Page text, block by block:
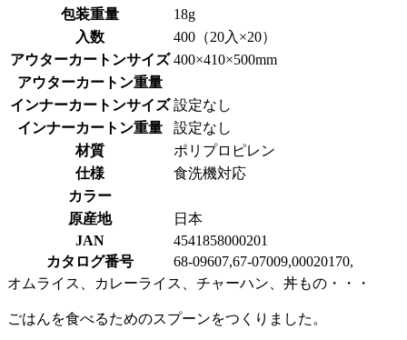
包装重量
18g
入数
400（20入×20）
アウターカートンサイズ 400×410×500mm
アウターカートン重量
インナーカートンサイズ 設定なし
インナーカートン重量
設定なし
材質
ポリプロピレン
仕様
食洗機対応
カラー
原産地
日本
JAN
4541858000201
カタログ番号
68-09607,67-07009,00020170,
オムライス、カレーライス、チャーハン、丼もの・・・
ごはんを食べるためのスプーンをつくりました。